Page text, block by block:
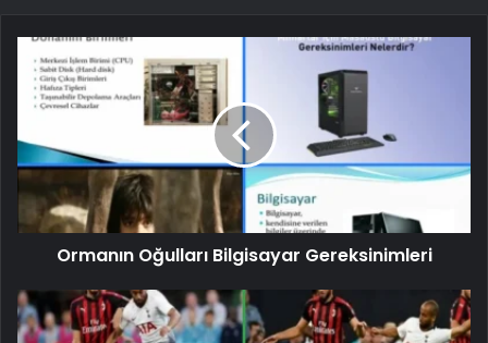
Ormanın Oğulları Bilgisayar Gereksinimleri